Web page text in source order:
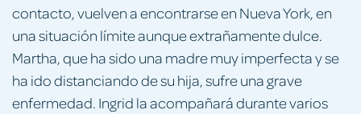
contacto, vuelven a encontrarse en Nueva York, en
una situación límite aunque extrañamente dulce.
Martha, que ha sido una madre muy imperfecta y se
ha ido distanciando de su hija, sufre una grave
enfermedad. Ingrid la acompañará durante varios